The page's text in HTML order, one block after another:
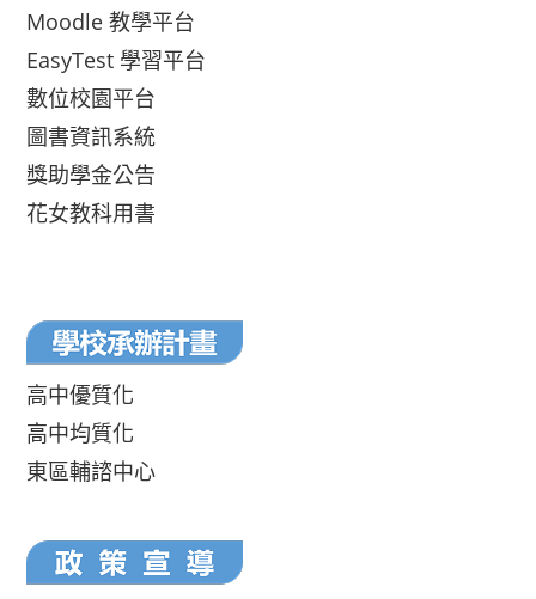
Moodle 教學平台
EasyTest 學習平台
數位校園平台
圖書資訊系統
獎助學金公告
花女教科用書
高中優質化
高中均質化
東區輔諮中心